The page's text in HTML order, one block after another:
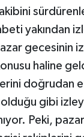
yakından
gecesinin
haline
doğrudan
gibi
Peki, pazar